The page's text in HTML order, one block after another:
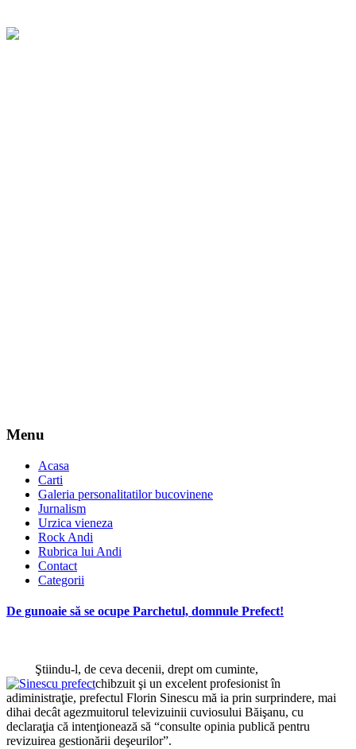
Menu
Acasa
Carti
Galeria personalitatilor bucovinene
Jurnalism
Urzica vieneza
Rock Andi
Rubrica lui Andi
Contact
Categorii
De gunoaie să se ocupe Parchetul, domnule Prefect!
Ştiindu-l, de ceva decenii, drept om cuminte,
chibzuit şi un excelent profesionist în
adiministraţie, prefectul Florin Sinescu mă ia prin surprindere, mai
dihai decât agezmuitorul televizuinii cuviosului Băişanu, cu
declaraţia că intenţionează să “consulte opinia publică pentru
revizuirea gestionării deşeurilor”.